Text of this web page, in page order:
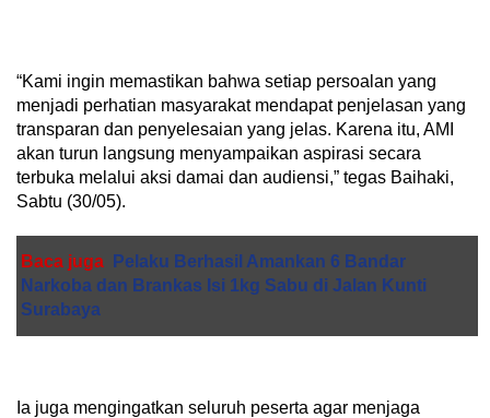
“Kami ingin memastikan bahwa setiap persoalan yang
menjadi perhatian masyarakat mendapat penjelasan yang
transparan dan penyelesaian yang jelas. Karena itu, AMI
akan turun langsung menyampaikan aspirasi secara
terbuka melalui aksi damai dan audiensi,” tegas Baihaki,
Sabtu (30/05).
Baca juga
Pelaku Berhasil Amankan 6 Bandar
Narkoba dan Brankas Isi 1kg Sabu di Jalan Kunti
Surabaya
Ia juga mengingatkan seluruh peserta agar menjaga